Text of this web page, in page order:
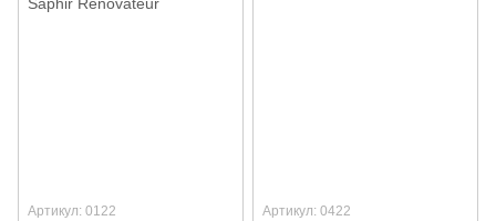
Артикул: 0122 Артикул: 0422